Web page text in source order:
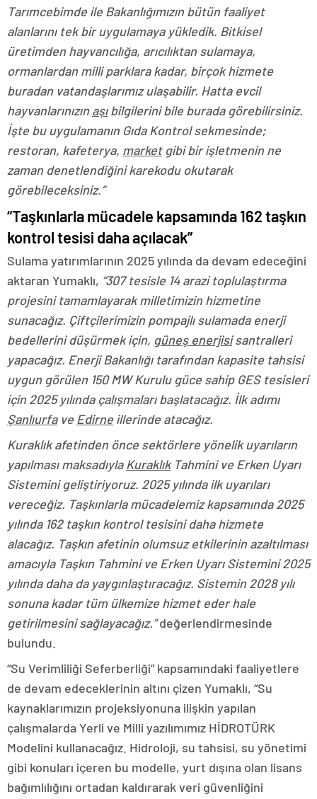
Tarımcebimde ile Bakanlığımızın bütün faaliyet
alanlarını tek bir uygulamaya yükledik. Bitkisel
üretimden hayvancılığa, arıcılıktan sulamaya,
ormanlardan milli parklara kadar, birçok hizmete
buradan vatandaşlarımız ulaşabilir. Hatta evcil
hayvanlarınızın aşıbilgilerini bile burada görebilirsiniz.
İşte bu uygulamanın Gıda Kontrol sekmesinde;
restoran, kafeterya, marketgibi bir işletmenin ne
zaman denetlendiğini karekodu okutarak
görebileceksiniz.”
“Taşkınlarla mücadele kapsamında 162 taşkın
kontrol tesisi daha açılacak”
Sulama yatırımlarının 2025 yılında da devam edeceğini
aktaran Yumaklı, “307 tesisle 14 arazi toplulaştırma
projesini tamamlayarak milletimizin hizmetine
sunacağız. Çiftçilerimizin pompajlı sulamada enerji
bedellerini düşürmek için, güneş enerjisisantralleri
yapacağız. Enerji Bakanlığı tarafından kapasite tahsisi
uygun görülen 150 MW Kurulu güce sahip GES tesisleri
için 2025 yılında çalışmaları başlatacağız. İlk adımı
Şanlıurfave Edirne illerinde atacağız.
Kuraklık afetinden önce sektörlere yönelik uyarıların
yapılması maksadıylaKuraklıkTahmini ve Erken Uyarı
Sistemini geliştiriyoruz. 2025 yılında ilk uyarıları
vereceğiz. Taşkınlarla mücadelemiz kapsamında 2025
yılında 162 taşkın kontrol tesisini daha hizmete
alacağız. Taşkın afetinin olumsuz etkilerinin azaltılması
amacıyla Taşkın Tahmini ve Erken Uyarı Sistemini 2025
yılında daha da yaygınlaştıracağız. Sistemin 2028 yılı
sonuna kadar tüm ülkemize hizmet eder hale
getirilmesini sağlayacağız.”değerlendirmesinde
bulundu.
“Su Verimliliği Seferberliği” kapsamındaki faaliyetlere
de devam edeceklerinin altını çizen Yumaklı, “Su
kaynaklarımızın projeksiyonuna ilişkin yapılan
çalışmalarda Yerli ve Milli yazılımımız HİDROTÜRK
Modelini kullanacağız. Hidroloji, su tahsisi, su yönetimi
gibi konuları içeren bu modelle, yurt dışına olan lisans
bağımlılığını ortadan kaldırarak veri güvenliğini